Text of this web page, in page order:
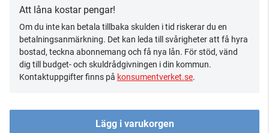
Att låna kostar pengar!
Om du inte kan betala tillbaka skulden i tid riskerar du en
betalningsanmärkning. Det kan leda till svårigheter att få hyra
bostad, teckna abonnemang och få nya lån. För stöd, vänd
dig till budget- och skuldrådgivningen i din kommun.
Kontaktuppgifter finns på konsumentverket.se.
Lägg i varukorgen